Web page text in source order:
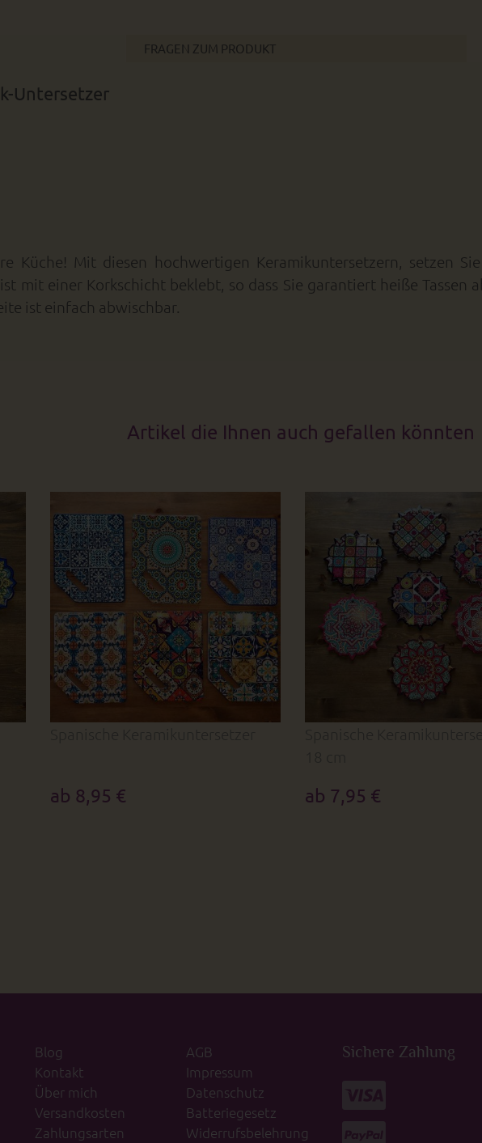
FRAGEN ZUM PRODUKT
Untersetzer
Küche! Mit diesen hochwertigen Keramikuntersetzern, setzen
mit einer Korkschicht beklebt, so dass Sie garantiert heiße Tassen
ist einfach abwischbar.
Artikel die Ihnen auch gefallen könnten
ab 8,95 € ab 7,95 €
Blog
AGB
Kontakt
Impressum
Über mich
Datenschutz
Versandkosten
Batteriegesetz
Zahlungsarten
Widerrufsbelehrung
Sichere Zahlung